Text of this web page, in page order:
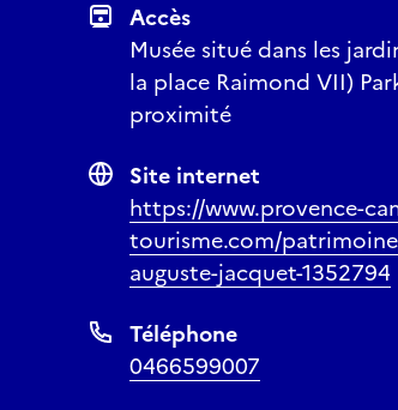
Accès
Musée situé dans les
la place Raimond VII)
proximité
Site internet
https://www.provence-
tourisme.com/
auguste-jacquet-1352794
Téléphone
0466599007